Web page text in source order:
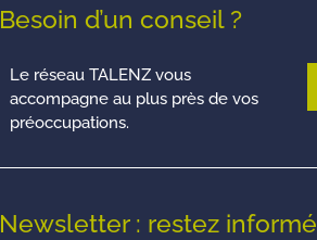
Besoin d’un conseil ?
Le réseau TALENZ vous
accompagne au plus près de vos
préoccupations.
Newsletter : restez informé